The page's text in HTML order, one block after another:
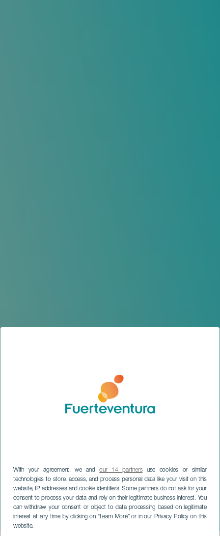
With your agreement, we andour 14 partnersuse cookies or similar
technologies to store, access, and process personal data like your visit on this
website, IP addresses and cookie identifiers. Some partners do not ask for your
consent to process your data and rely on their legitimate business interest. You
can withdraw your consent or object to data processing based on legitimate
interest at any time by clicking on “Learn More” or in our Privacy Policy on this
website.Carnaval van Tuineje
FUERTEVENTURA